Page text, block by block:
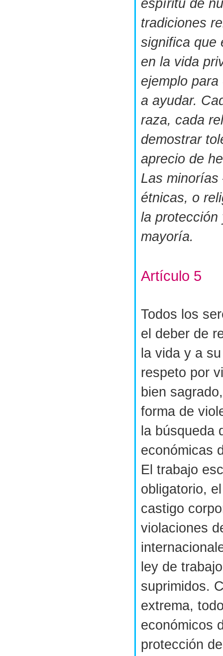
espíritu de
tradiciones
significa que
en la vida
ejemplo
a ayudar.
raza, cada
demostrar
aprecio de
Las
étnicas, o
la protección
mayoría.
Artículo 5
Todos los
el deber de
la vida y a
respeto por
bien
forma de
la búsqueda
económicas
El trabajo
obligatorio,
castigo
violaciones
ley de
suprimidos.
extrema,
económicos
protección